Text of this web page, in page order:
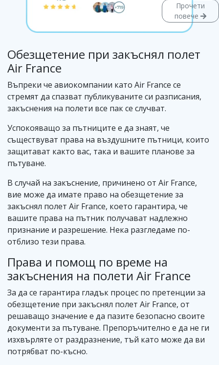
Прочети
повече
Обезщетение при закъснял полет
Air France
Въпреки че авиокомпании като Air France се
стремят да спазват публикуваните си разписания,
закъснения на полети все пак се случват.
Успокояващо за пътниците е да знаят, че
съществуват права на въздушните пътници, които
защитават както вас, така и вашите планове за
пътуване.
В случай на закъснение, причинено от Air France,
вие може да имате право на обезщетение за
закъснял полет Air France, което гарантира, че
вашите права на пътник получават надлежно
признание и разрешение. Нека разгледаме по-
отблизо тези права.
Права и помощ по време на
закъснения на полети Air France
За да се гарантира гладък процес по претенции за
обезщетение при закъснял полет Air France, от
решаващо значение е да пазите безопасно своите
документи за пътуване. Препоръчително е да не ги
изхвърляте от раздразнение, тъй като може да ви
потрябват по-късно.